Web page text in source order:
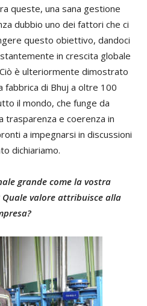
queste, una sana gestione
dubbio uno dei fattori che ci
questo obiettivo, dandoci
in crescita globale
è ulteriormente dimostrato
fabbrica di Bhuj a oltre 100
il mondo, che funge da
trasparenza e coerenza in
a impegnarsi in discussioni
dichiariamo.
grande come la vostra
Quale valore attribuisce alla